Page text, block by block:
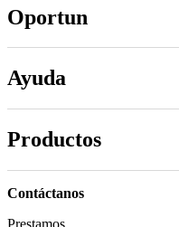
Oportun
Ayuda
Productos
Contáctanos